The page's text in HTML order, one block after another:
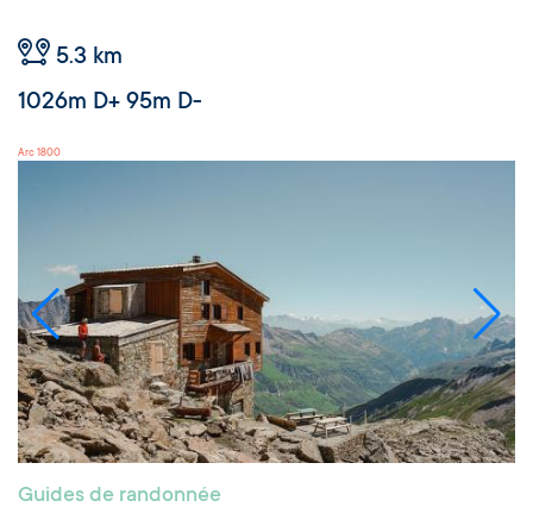
5.3 km
1026m D+ 95m D-
Arc 1800
Guides de randonnée